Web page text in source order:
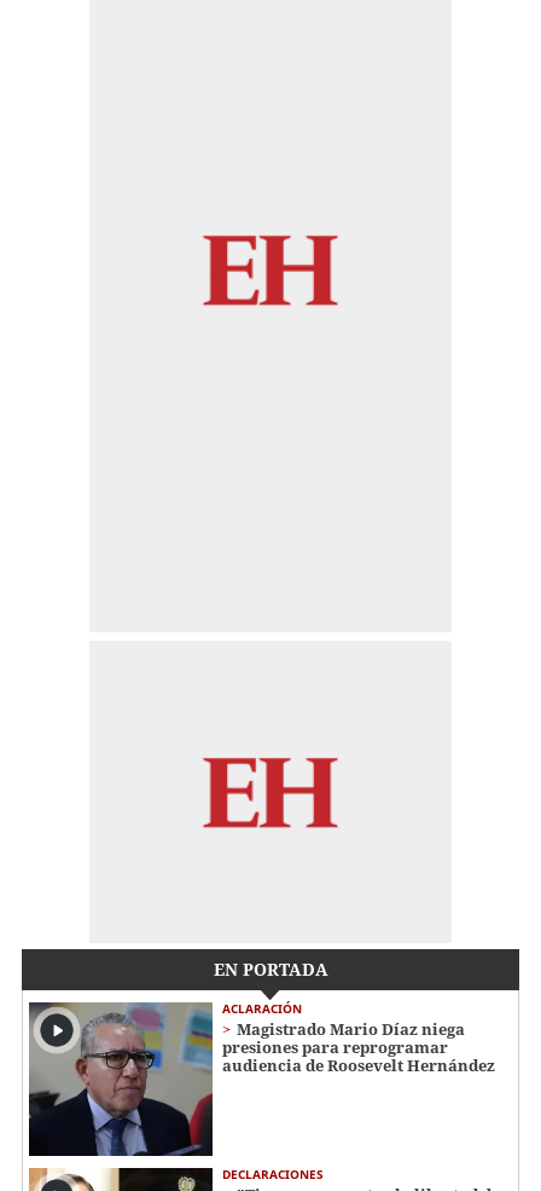
EN PORTADA
ACLARACIÓN
Magistrado Mario Díaz niega
presiones para reprogramar
audiencia de Roosevelt Hernández
DECLARACIONES